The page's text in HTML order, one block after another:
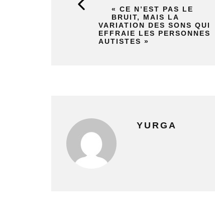
« CE N’EST PAS LE
BRUIT, MAIS LA
VARIATION DES SONS QUI
EFFRAIE LES PERSONNES
AUTISTES »
YURGA